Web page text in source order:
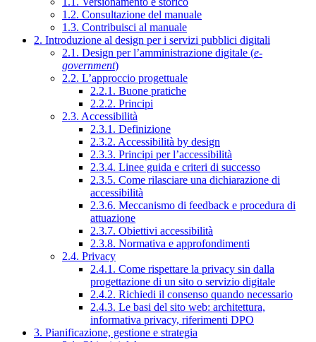
1.2. Consultazione del manuale
1.3. Contribuisci al manuale
2. Introduzione al design per i servizi pubblici digitali
2.1. Design per l’amministrazione digitale (e-
government)
2.2. L’approccio progettuale
2.2.1. Buone pratiche
2.2.2. Principi
2.3. Accessibilità
2.3.1. Definizione
2.3.2. Accessibilità by design
2.3.3. Principi per l’accessibilità
2.3.4. Linee guida e criteri di successo
2.3.5. Come rilasciare una dichiarazione di
accessibilità
2.3.6. Meccanismo di feedback e procedura di
attuazione
2.3.7. Obiettivi accessibilità
2.3.8. Normativa e approfondimenti
2.4. Privacy
2.4.1. Come rispettare la privacy sin dalla
progettazione di un sito o servizio digitale
2.4.2. Richiedi il consenso quando necessario
2.4.3. Le basi del sito web: architettura,
informativa privacy, riferimenti DPO
3. Pianificazione, gestione e strategia